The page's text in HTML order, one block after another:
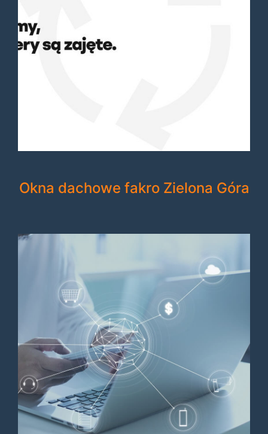
Okna dachowe fakro Zielona Góra